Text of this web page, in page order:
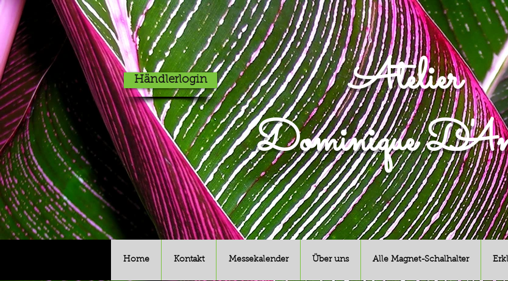
Atelier
Dominique
Händlerlogin
Home Kontakt Messekalender Über uns Alle Magnet-Schalhalter